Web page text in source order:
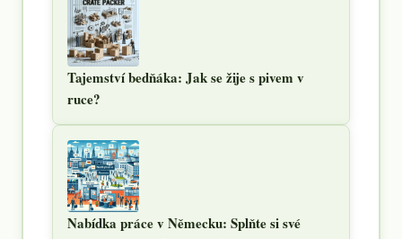
Tajemství bedňáka: Jak se žije s pivem v
ruce?
Nabídka práce v Německu: Splňte si své